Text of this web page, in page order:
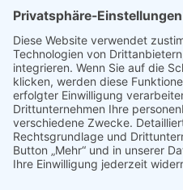
URLIFE E-Bike
Bei